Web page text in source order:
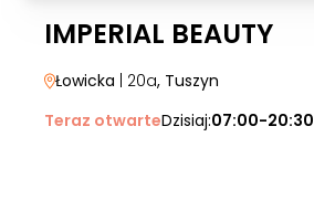
IMPERIAL BEAUTY
Łowicka | 20a, Tuszyn
Teraz otwarteDzisiaj:07:00-20:30